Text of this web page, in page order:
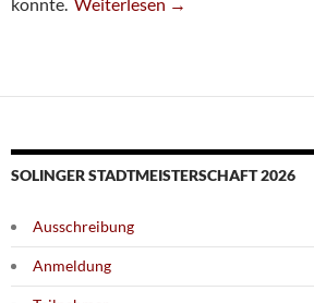
SOLINGER STADTMEISTERSCHAFT 2026
Ausschreibung
Anmeldung